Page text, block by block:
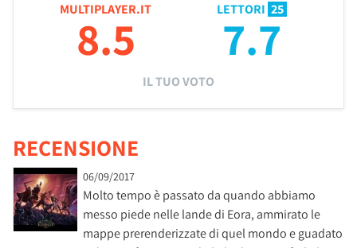
MULTIPLAYER.IT
8.5
LETTORI 25
7.7
IL TUO VOTO
RECENSIONE
06/09/2017
Molto tempo è passato da quando abbiamo
messo piede nelle lande di Eora, ammirato le
mappe prerenderizzate di quel mondo e guadato